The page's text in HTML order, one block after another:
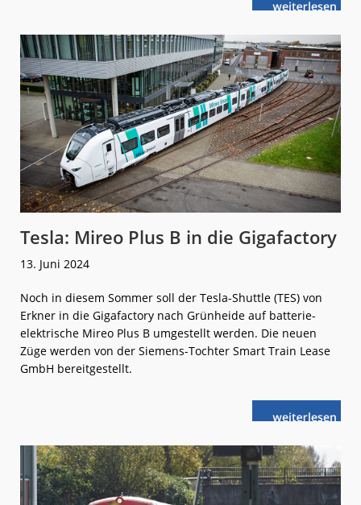
weiterlese
nUpdate
Gesetzgebung
Tesla: Mireo Plus B in die Gigafactory
13. Juni 2024
Noch in diesem Sommer soll der Tesla-Shuttle (TES) von
Erkner in die Gigafactory nach Grünheide auf batterie-
elektrische Mireo Plus B umgestellt werden. Die neuen
Züge werden von der Siemens-Tochter Smart Train Lease
GmbH bereitgestellt.
weiterlese
nTesla:
die
Gigafactory